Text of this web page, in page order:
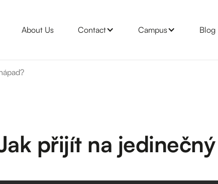
About Us Contact Campus Blog
přijít na